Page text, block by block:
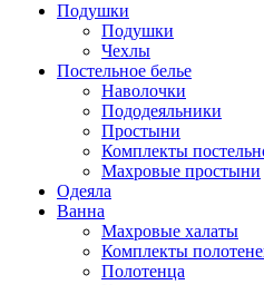
Подушки
Подушки
Чехлы
Постельное белье
Наволочки
Пододеяльники
Простыни
Комплекты
Махровые простыни
Одеяла
Ванна
Махровые халаты
Комплекты
Полотенца